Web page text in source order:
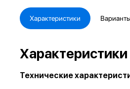
Характеристики
Технические